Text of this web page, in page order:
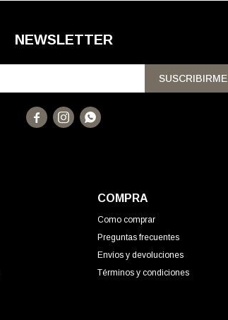
COMPRA
Como comprar
Preguntas frecuentes
Envíos y devoluciones
Términos y condiciones
NEWSLETTER
SUSCRIBIRME
  